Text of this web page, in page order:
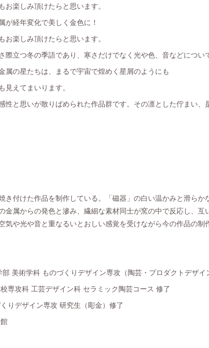
楽しみ頂けたらと思います。
が経年変化で美しく金色に！
楽しみ頂けたらと思います。
際立つ冬の季語であり、寒さだけでなく光や色、音などについ
属の星たちは、まるで宇宙で煌めく星屑のようにも
見えてまいります。
性と思いが散りばめられた作品群です。その凛とした佇まい、
き付けた作品を制作している。「磁器」の白い温かみと滑らか
金属からの発色と滲み、繊細な素材同士が窯の中で反応し、互
気や光や音と重なるいとおしい感覚を受けながら今の作品の制
美術学科 ものづくりデザイン専攻（陶芸・プロダクトデザイ
攻科 工芸デザイン科 セラミック陶芸コース 修了
デザイン専攻 研究生（彫金）修了